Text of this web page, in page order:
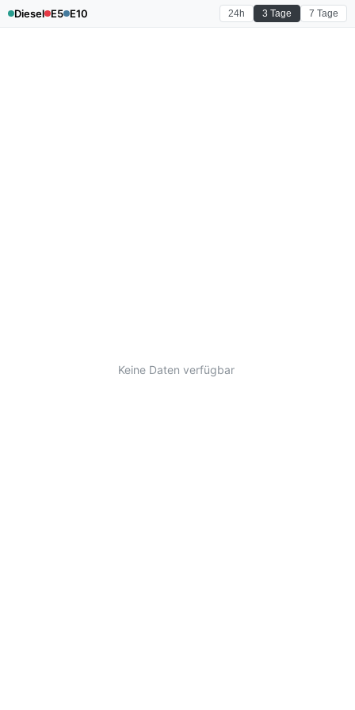
Diesel E5 E10 24h 3 Tage 7 Tage
Keine Daten verfügbar